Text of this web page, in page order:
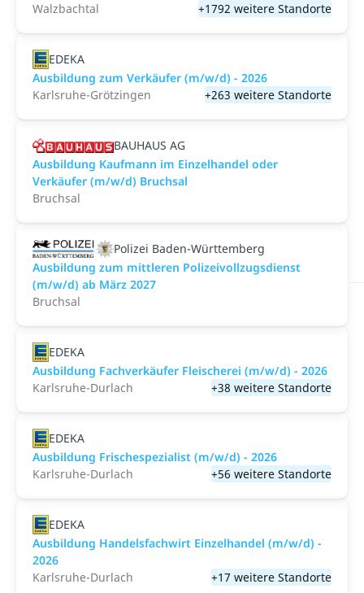
Walzbachtal
+1792 weitere Standorte
EDEKA
Ausbildung zum Verkäufer (m/w/d) - 2026
Karlsruhe-Grötzingen
+263 weitere Standorte
BAUHAUS AG
Ausbildung Kaufmann im Einzelhandel oder
Verkäufer (m/w/d) Bruchsal
Bruchsal
Polizei Baden-Württemberg
Ausbildung zum mittleren Polizeivollzugsdienst
(m/w/d) ab März 2027
Bruchsal
EDEKA
Ausbildung Fachverkäufer Fleischerei (m/w/d) - 2026
Karlsruhe-Durlach
+38 weitere Standorte
EDEKA
Ausbildung Frischespezialist (m/w/d) - 2026
Karlsruhe-Durlach
+56 weitere Standorte
EDEKA
Ausbildung Handelsfachwirt Einzelhandel (m/w/d) -
2026
Karlsruhe-Durlach
+17 weitere Standorte